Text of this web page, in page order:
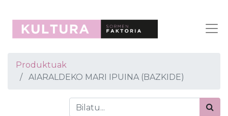
Produktuak
AIARALDEKO MARI IPUINA (BAZKIDE)